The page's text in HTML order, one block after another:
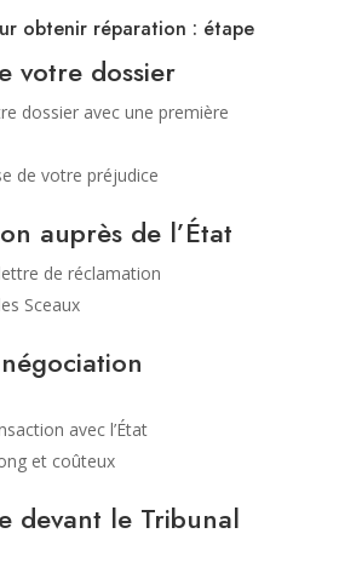
obtenir réparation : étape
votre dossier
dossier avec une première
de votre préjudice
auprès de l’État
de réclamation
Sceaux
avec l’État
et coûteux
devant le Tribunal